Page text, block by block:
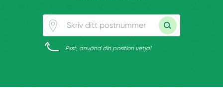
Psst, använd din position vetja!